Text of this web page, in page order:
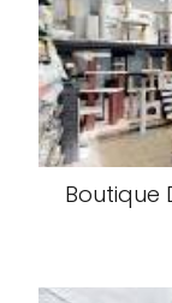
Boutique